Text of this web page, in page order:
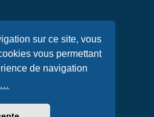
sur ce site, vous
vous permettant
de navigation